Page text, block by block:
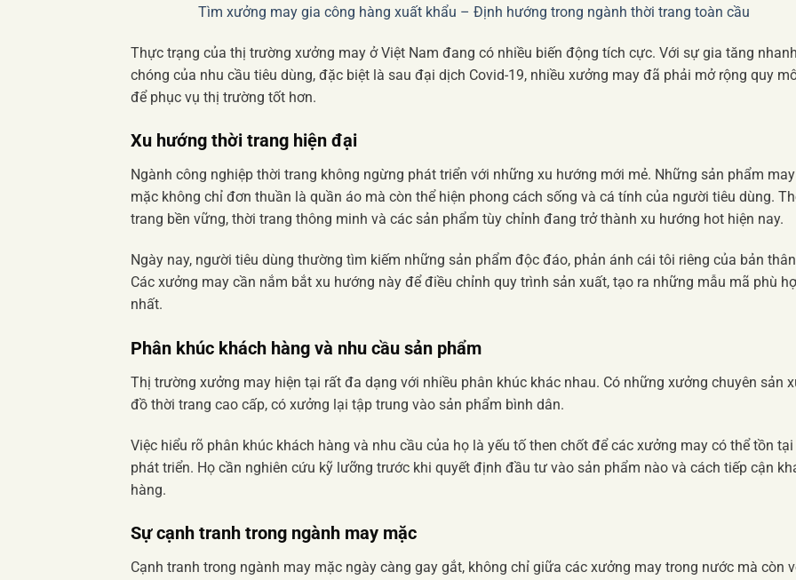
Tìm xưởng may gia công hàng xuất khẩu – Định hướng trong ngành thời trang toàn cầu
Thực trạng của thị trường xưởng may ở Việt Nam đang có nhiều biến động tích cực. Với sự gia tăng nhanh
chóng của nhu cầu tiêu dùng, đặc biệt là sau đại dịch Covid-19, nhiều xưởng may đã phải mở rộng quy
để phục vụ thị trường tốt hơn.
Xu hướng thời trang hiện đại
Ngành công nghiệp thời trang không ngừng phát triển với những xu hướng mới mẻ. Những sản phẩm may
mặc không chỉ đơn thuần là quần áo mà còn thể hiện phong cách sống và cá tính của người tiêu dùng.
trang bền vững, thời trang thông minh và các sản phẩm tùy chỉnh đang trở thành xu hướng hot hiện nay.
Ngày nay, người tiêu dùng thường tìm kiếm những sản phẩm độc đáo, phản ánh cái tôi riêng của bản
Các xưởng may cần nắm bắt xu hướng này để điều chỉnh quy trình sản xuất, tạo ra những mẫu mã phù
nhất.
Phân khúc khách hàng và nhu cầu sản phẩm
Thị trường xưởng may hiện tại rất đa dạng với nhiều phân khúc khác nhau. Có những xưởng chuyên sản
đồ thời trang cao cấp, có xưởng lại tập trung vào sản phẩm bình dân.
Việc hiểu rõ phân khúc khách hàng và nhu cầu của họ là yếu tố then chốt để các xưởng may có thể tồn tại
phát triển. Họ cần nghiên cứu kỹ lưỡng trước khi quyết định đầu tư vào sản phẩm nào và cách tiếp cận
hàng.
Sự cạnh tranh trong ngành may mặc
Cạnh tranh trong ngành may mặc ngày càng gay gắt, không chỉ giữa các xưởng may trong nước mà còn